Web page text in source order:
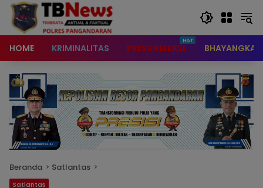
content
HOME KRIMINALITAS PRESS RELEASE BHAYANGKARI
Beranda Satlantas
Satlantas